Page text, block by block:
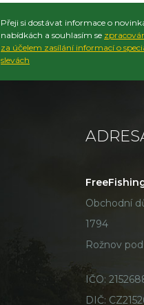
Přeji si dostávat informace o
nabídkách a souhlasím se
za účelem zasílání informací o
slevách
Obchodní
1794
Rožnov
IČO:
DIČ: